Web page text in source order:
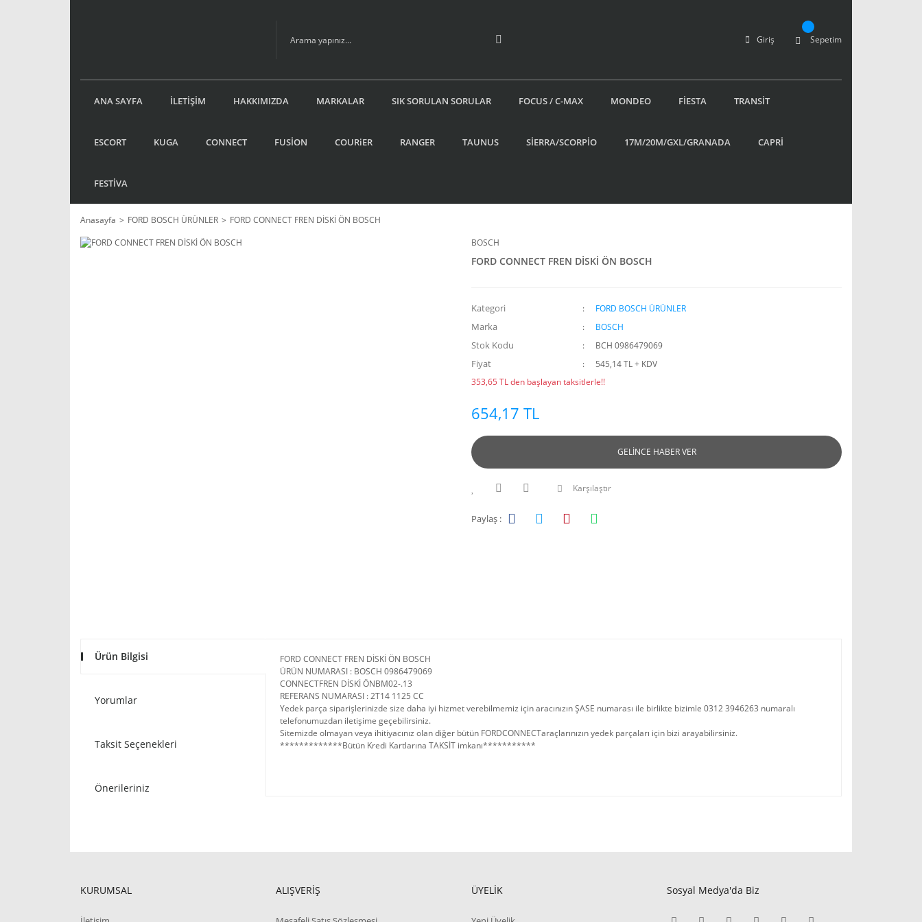
Giriş Sepetim
ANA SAYFA İLETİŞİM HAKKIMIZDA MARKALAR SIK SORULAN SORULAR FOCUS / C-MAX MONDEO FİESTA TRANSİT
ESCORT KUGA CONNECT FUSİON COURiER RANGER TAUNUS SİERRA/SCORPİO 17M/20M/GXL/GRANADA CAPRİ
FESTİVA
Anasayfa FORD BOSCH ÜRÜNLER
FORD CONNECT FREN DİSKİ ÖN BOSCH
BOSCH
FORD CONNECT FREN DİSKİ ÖN BOSCH
Kategori FORD BOSCH ÜRÜNLER
Marka BOSCH
Stok Kodu BCH 0986479069
Fiyat
545,14 TL + KDV
353,65 TL den başlayan taksitlerle!!
654,17 TL
GELİNCE HABER VER
Karşılaştır
Paylaş :
Ürün Bilgisi
Yorumlar
Taksit Seçenekleri
Önerileriniz
FORD CONNECT FREN DİSKİ ÖN BOSCH
ÜRÜN NUMARASI : BOSCH 0986479069
CONNECTFREN DİSKİ ÖNBM02-.13
REFERANS NUMARASI : 2T14 1125 CC
Yedek parça siparişlerinizde size daha iyi hizmet verebilmemiz için aracınızın ŞASE numarası ile birlikte bizimle 0312 3946263 numaralı
telefonumuzdan iletişime geçebilirsiniz.
Sitemizde olmayan veya ihitiyacınız olan diğer bütün FORDCONNECTaraçlarınızın yedek parçaları için bizi arayabilirsiniz.
*************Bütün Kredi Kartlarına TAKSİT imkanı***********
KURUMSAL ALIŞVERİŞ ÜYELİK Sosyal Medya'da Biz